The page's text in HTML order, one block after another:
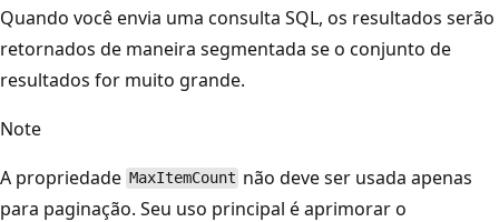
Quando você envia uma consulta SQL, os resultados serão
retornados de maneira segmentada se o conjunto de
resultados for muito grande.
Note
A propriedade MaxItemCount não deve ser usada apenas
para paginação. Seu uso principal é aprimorar o